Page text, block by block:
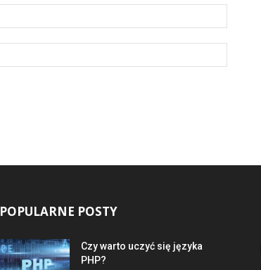
POPULARNE POSTY
Czy warto uczyć się języka
PHP?